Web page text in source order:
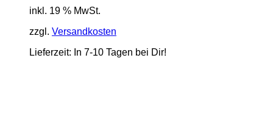
inkl. 19 % MwSt.
zzgl. Versandkosten
Lieferzeit: In 7-10 Tagen bei Dir!